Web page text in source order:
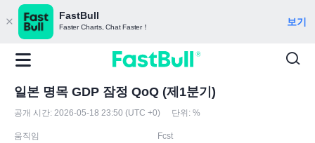
FastBull
Faster Charts, Chat Faster！ 보기
일본 명목 GDP 잠정 QoQ (제1분기)
공개 시간: 2026-05-18 23:50 (UTC +0) 단위: %
움직임
Fcst